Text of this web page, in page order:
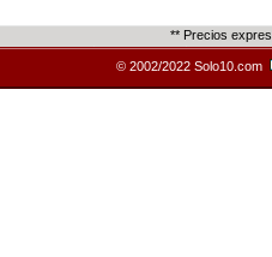
** Precios
© 2002/2022 Solo10.com